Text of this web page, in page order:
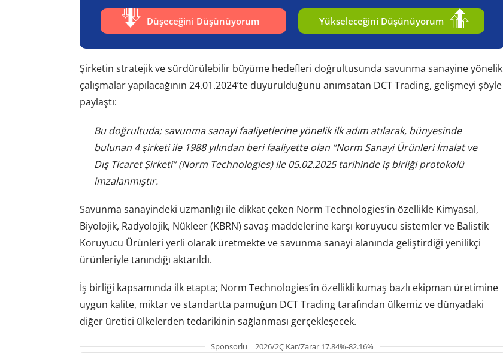
Düşeceğini Düşünüyorum Yükseleceğini Düşünüyorum
Şirketin stratejik ve sürdürülebilir büyüme hedefleri doğrultusunda savunma sanayine yönelik
çalışmalar yapılacağının 24.01.2024’te duyurulduğunu anımsatan DCT Trading, gelişmeyi şöyle
paylaştı:
Bu doğrultuda; savunma sanayi faaliyetlerine yönelik ilk adım atılarak, bünyesinde
bulunan 4 şirketi ile 1988 yılından beri faaliyette olan “Norm Sanayi Ürünleri İmalat ve
Dış Ticaret Şirketi” (Norm Technologies) ile 05.02.2025 tarihinde iş birliği protokolü
imzalanmıştır.
Savunma sanayindeki uzmanlığı ile dikkat çeken Norm Technologies’in özellikle Kimyasal,
Biyolojik, Radyolojik, Nükleer (KBRN) savaş maddelerine karşı koruyucu sistemler ve Balistik
Koruyucu Ürünleri yerli olarak üretmekte ve savunma sanayi alanında geliştirdiği yenilikçi
ürünleriyle tanındığı aktarıldı.
İş birliği kapsamında ilk etapta; Norm Technologies’in özellikli kumaş bazlı ekipman üretimine
uygun kalite, miktar ve standartta pamuğun DCT Trading tarafından ülkemiz ve dünyadaki
diğer üretici ülkelerden tedarikinin sağlanması gerçekleşecek.
Sponsorlu | 2026/2Ç Kar/Zarar 17.84%-82.16%